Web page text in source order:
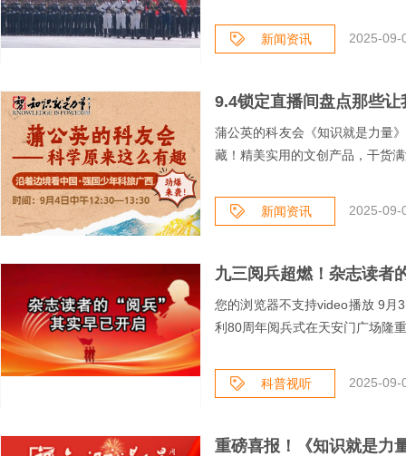
新闻资讯 2025-09-
9.4锁定直播间盘点那些
蒲公英的科友会《知识就是力量
藏！精美实用的文创产品，干货
新闻资讯 2025-09-
九三阅兵超燃！杂志读者
您的浏览器不支持video播放 9月3日，纪念中国人民抗日战争暨世界反法西斯战争胜
利80周年阅兵式在天安门广场隆
科普视听 2025-09-
重磅喜报！《知识就是力